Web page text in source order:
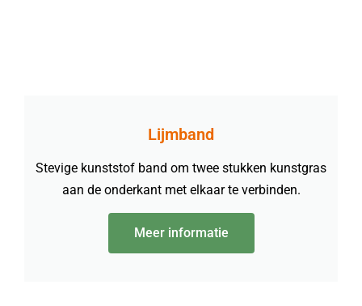
Lijmband
Stevige kunststof band om twee stukken kunstgras
aan de onderkant met elkaar te verbinden.
Meer informatie